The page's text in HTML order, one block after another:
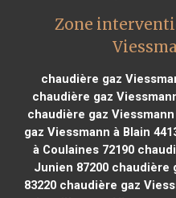
Zone
chaudière gaz
chaudière gaz
chaudière gaz
gaz Viessmann à Blain
à Coulaines 72190
Junien 87200chaudière
83220chaudière gaz